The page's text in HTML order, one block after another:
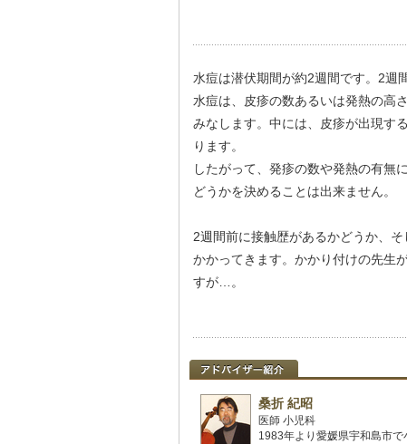
水痘は潜伏期間が約2週間です。2週
水痘は、皮疹の数あるいは発熱の高
みなします。中には、皮疹が出現す
ります。
したがって、発疹の数や発熱の有無
どうかを決めることは出来ません。
2週間前に接触歴があるかどうか、
かかってきます。かかり付けの先生
すが…。
桑折 紀昭
医師 小児科
1983年より愛媛県宇和島市